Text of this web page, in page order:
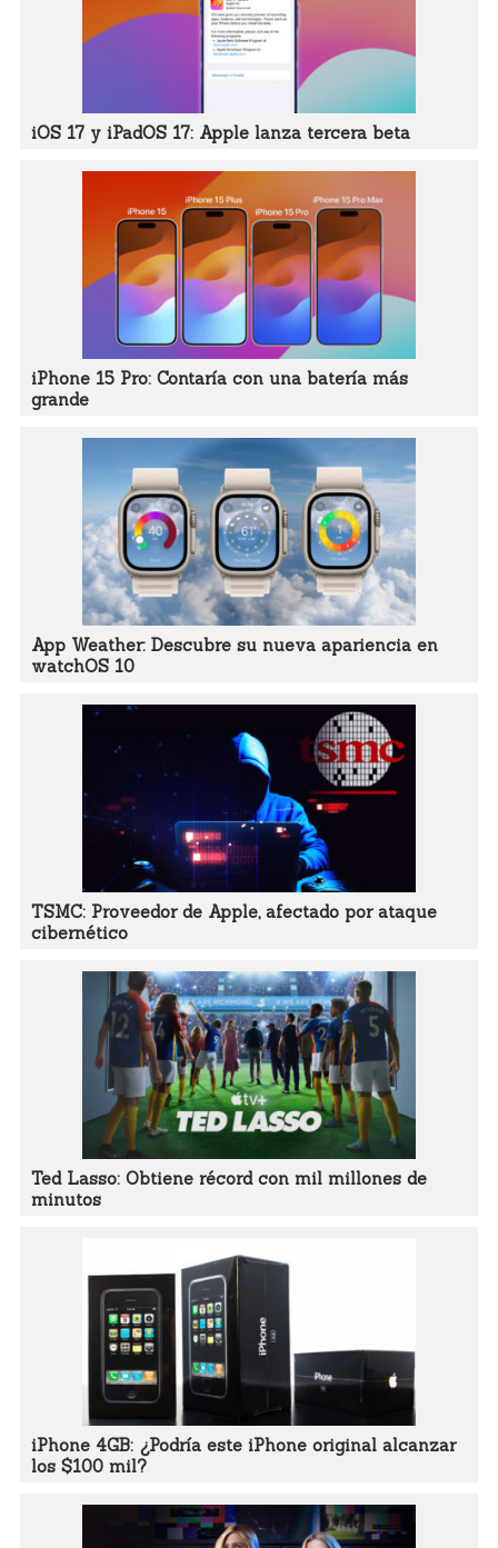
iOS 17 y iPadOS 17: Apple lanza tercera beta
iPhone 15 Pro: Contaría con una batería más
grande
App Weather: Descubre su nueva apariencia en
watchOS 10
TSMC: Proveedor de Apple, afectado por ataque
cibernético
Ted Lasso: Obtiene récord con mil millones de
minutos
iPhone 4GB: ¿Podría este iPhone original alcanzar
los $100 mil?